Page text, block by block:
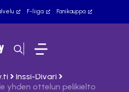
F-liiga Fanikauppa
Inssi-Divari
yhden ottelun pelikielto